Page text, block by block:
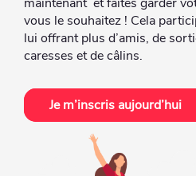
vous le souhaitez ! Cela
lui offrant plus d’amis, de
caresses et de câlins.
Je m’inscris aujourd’hui